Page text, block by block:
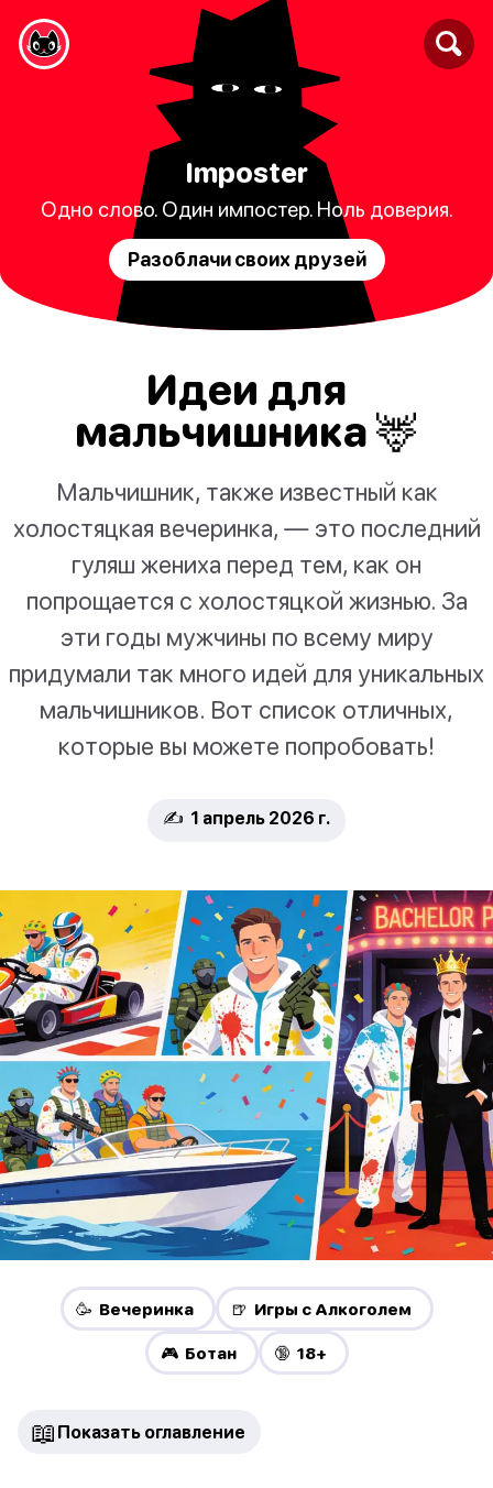
Imposter
Одно слово. Один импостер. Ноль доверия.
Разоблачи своих друзей
Идеи для
мальчишника 🦌
Мальчишник, также известный как
холостяцкая вечеринка, — это последний
гуляш жениха перед тем, как он
попрощается с холостяцкой жизнью. За
эти годы мужчины по всему миру
придумали так много идей для уникальных
мальчишников. Вот список отличных,
которые вы можете попробовать!
✍️ 1 апрель 2026 г.
🥳 Вечеринка 🍺 Игры с Алкоголем
🎮 Ботан 🔞 18+
📖 Показать оглавление